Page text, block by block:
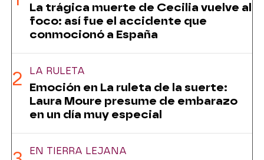
La trágica muerte de Cecilia vuelve al
foco: así fue el accidente que
conmocionó a España
LA RULETA
Emoción en La ruleta de la suerte:
Laura Moure presume de embarazo
en un día muy especial
EN TIERRA LEJANA